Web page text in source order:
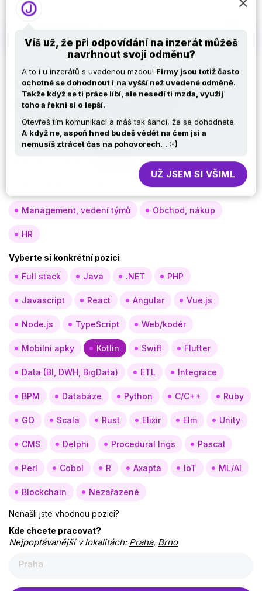
Nabídky práce v IT –
Kotlin developer
Vyberte si oblast
Testy
Provoz, infra
Management, vedení týmů Obchod, nákup
HR
Vyberte si konkrétní pozici
Full stack
Java .NET PHP
Javascript React Angular Vue.js
Node.js TypeScript Web/kodér
Mobilní apky Kotlin Swift Flutter
Data (BI, DWH, BigData) ETL Integrace
BPM Databáze Python C/C++ Ruby
GO Scala Rust Elixir Elm Unity
CMS Delphi Procedural lngs Pascal
Perl Cobol R Axapta IoT ML/AI
Blockchain Nezařazené
Nenašli jste vhodnou pozici?
Kde chcete pracovat?
Nejpoptávanější v lokalitách: Praha, Brno
Praha
Víš už, že při odpovídání na inzerát můžeš
navrhnout svoji odměnu?
A to i u inzerátů s uvedenou mzdou!Firmy jsou totiž často
ochotné se dohodnout i na vyšší než uvedené odměně.
Takže když se ti práce líbí, ale nesedí ti mzda, využij
toho a řekni si o lepší.
Otevřeš tím komunikaci a máš tak šanci, že se dohodnete.
A když ne, aspoň hned budeš vědět na čem jsi a
nemusíš ztrácet čas na pohovorech…:-)
UŽ JSEM SI VŠIML